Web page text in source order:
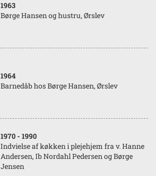
1963
Børge Hansen og hustru, Ørslev
1964
Barnedåb hos Børge Hansen, Ørslev
1970 - 1990
Indvielse af køkken i plejehjem fra v. Hanne
Andersen, Ib Nordahl Pedersen og Børge
Jensen